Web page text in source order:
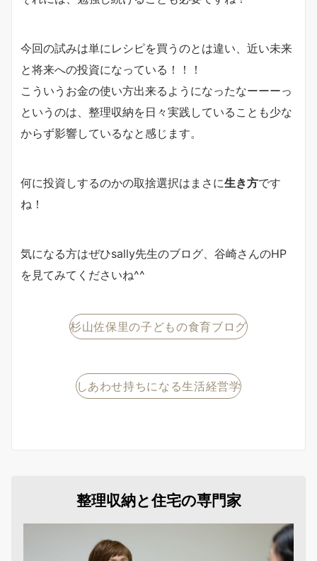
今回の試みは単にレシピを買うのとは違い、近い未来
と将来への投資になっている！！！
こういうお金の使い方出来るようになったなーーーっ
というのは、整理収納を日々実践していることも少な
からず影響しているなと感じます。
何に投資しするのかの取捨選択はまさに生き方です
ね！
気になる方はぜひsally先生のブログ、谷崎さんのHP
を見てみてくださいね^^
杉山佐保里の子どもの食育ブログ
しあわせ持ちになる生活経営学
整理収納と住宅の専門家